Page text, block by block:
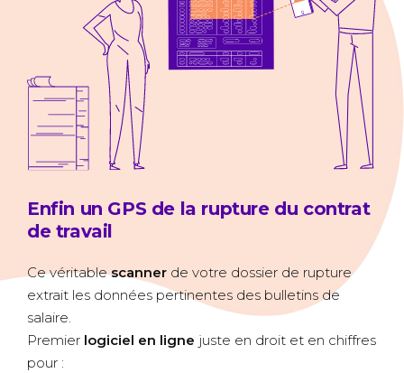
Enfin un GPS de la rupture du contrat
de travail
Ce véritablescanner de votre dossier de rupture
extrait les données pertinentes des bulletins de
salaire.
Premier logiciel en ligne juste en droit et en chiffres
pour :